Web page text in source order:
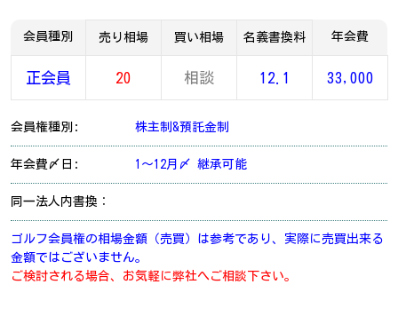
会員種別 売り相場 買い相場 名義書換料 年会費
正会員 20 相談 12.1 33,000
会員権種別: 株主制&預託金制
年会費〆日: 1～12月〆 継承可能
同一法人内書換：
ゴルフ会員権の相場金額（売買）は参考であり、実際に売買出来る
金額ではございません。
ご検討される場合、お気軽に弊社へご相談下さい。